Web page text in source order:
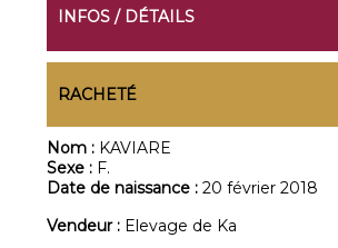
INFOS / DÉTAILS
RACHETÉ
Nom : KAVIARE
Sexe : F.
Date de naissance :20 février 2018
Vendeur : Elevage de Ka